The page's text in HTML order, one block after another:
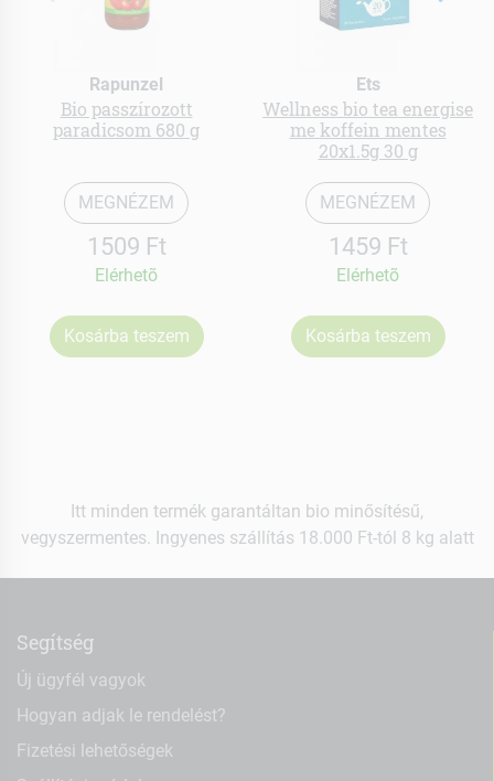
Rapunzel
Bio passzírozott
paradicsom 680 g
MEGNÉZEM
1509 Ft
Elérhetõ
Kosárba teszem
Ets
Wellness bio tea energise
me koffein mentes
20x1.5g 30 g
MEGNÉZEM
1459 Ft
Elérhetõ
Kosárba teszem
Itt minden termék garantáltan bio minősítésű,
vegyszermentes. Ingyenes szállítás 18.000 Ft-tól 8 kg alatt
Segítség
Új ügyfél vagyok
Hogyan adjak le rendelést?
Fizetési lehetőségek